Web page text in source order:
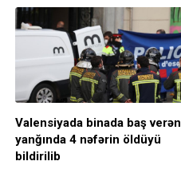
Valensiyada binada baş verən
yanğında 4 nəfərin öldüyü
bildirilib